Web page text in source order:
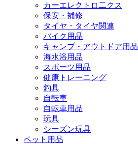
カーエレクトロ二クス
保安・補修
タイヤ・タイヤ関連
バイク用品
キャンプ・アウトドア用品
海水浴用品
スポーツ用品
健康トレーニング
釣具
自転車
自転車用品
玩具
シーズン玩具
ペット用品